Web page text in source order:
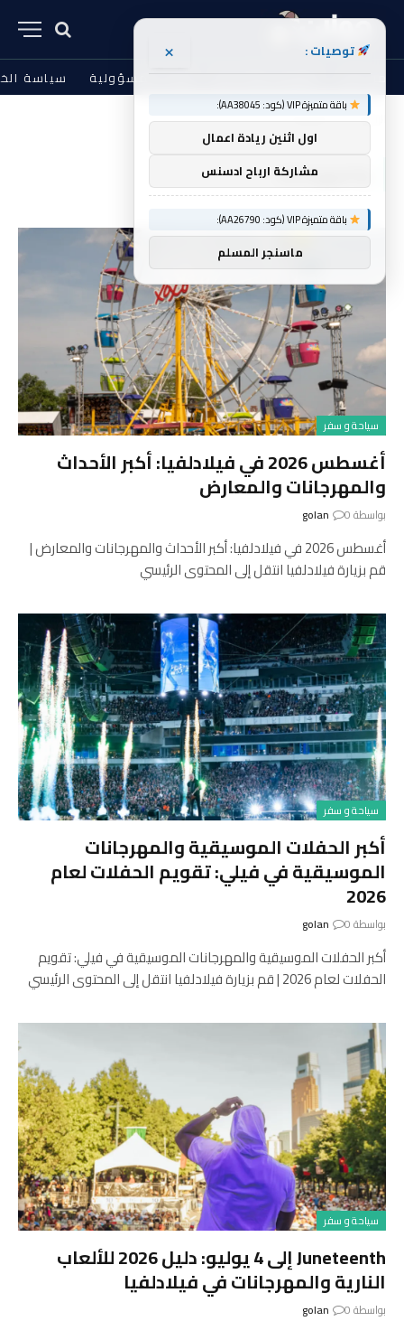
من نحن الشروط والأحكام إخلاء المسؤولية سياسة
الرئيسية » والمهرجانات
والمهرجانات
سياحة و سفر
أغسطس 2026 في فيلادلفيا: أكبر الأحداث
والمهرجانات والمعارض
بواسطة golan 0
أغسطس 2026 في فيلادلفيا: أكبر الأحداث والمهرجانات والمعارض |
قم بزيارة فيلادلفيا انتقل إلى المحتوى الرئيسي
سياحة و سفر
أكبر الحفلات الموسيقية والمهرجانات
الموسيقية في فيلي: تقويم الحفلات لعام
2026
بواسطة golan 0
أكبر الحفلات الموسيقية والمهرجانات الموسيقية في فيلي: تقويم
الحفلات لعام 2026 | قم بزيارة فيلادلفيا انتقل إلى المحتوى الرئيسي
سياحة و سفر
Juneteenth إلى 4 يوليو: دليل 2026 للألعاب
النارية والمهرجانات في فيلادلفيا
بواسطة golan 0
توصيات : ×
باقة متميزة VIP (كود: AA38045):
اول اثنين ريادة اعمال
مشاركة ارباح ادسنس
باقة متميزة VIP (كود: AA26790):
ماسنجر المسلم